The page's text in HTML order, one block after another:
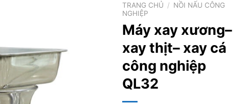
TRANG CHỦ / NỒI NẤU CÔNG
NGHIỆP
Máy xay xương–
xay thịt– xay cá
công nghiệp
QL32